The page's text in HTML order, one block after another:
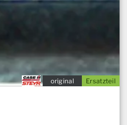
Ersatzteil
original